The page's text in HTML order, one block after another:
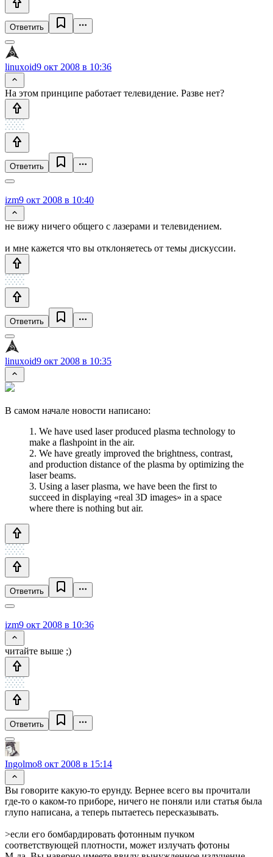
Ответить
linuxoid9 окт 2008 в 10:36
На этом принципе работает телевидение. Разве нет?
Ответить
izm9 окт 2008 в 10:40
не вижу ничего общего с лазерами и телевидением.
и мне кажется что вы отклоняетесь от темы дискуссии.
Ответить
linuxoid9 окт 2008 в 10:35
В самом начале новости написано:
1. We have used laser produced plasma technology to
make a flashpoint in the air.
2. We have greatly improved the brightness, contrast,
and production distance of the plasma by optimizing the
laser beams.
3. Using a laser plasma, we have been the first to
succeed in displaying «real 3D images» in a space
where there is nothing but air.
Ответить
izm9 окт 2008 в 10:36
читайте выше ;)
Ответить
Ingolmo8 окт 2008 в 15:14
Вы говорите какую-то ерунду. Вернее всего вы прочитали
где-то о каком-то приборе, ничего не поняли или статья была
глупо написана, а теперь пытаетесь пересказывать.
>если его бомбардировать фотонным пучком
соответствующей плотности, может излучать фотоны